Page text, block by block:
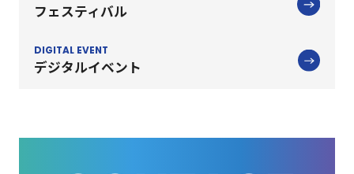
フェスティバル
DIGITAL EVENT
デジタルイベント